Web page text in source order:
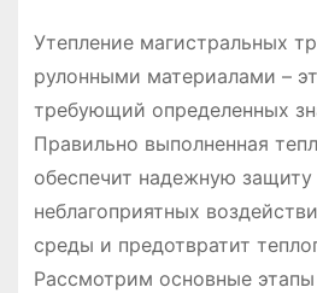
Утепление магистральных
рулонными материалами –
требующий определенных
Правильно выполненная
обеспечит надежную
неблагоприятных
среды и предотвратит
Рассмотрим основные этапы